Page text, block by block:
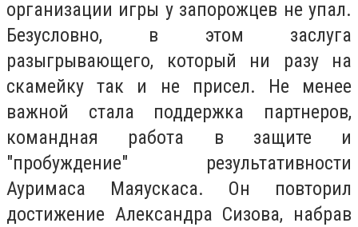
организации игры у запорожцев не упал.
Безусловно, в этом заслуга
разыгрывающего, который ни разу на
скамейку так и не присел. Не менее
важной стала поддержка партнеров,
командная работа в защите и
"пробуждение" результативности
Ауримаса Маяускаса. Он повторил
достижение Александра Сизова, набрав